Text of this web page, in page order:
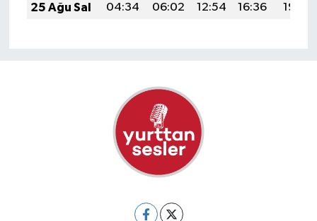
25 Ağu Sal
04:34 06:02 12:54 16:36 19:35